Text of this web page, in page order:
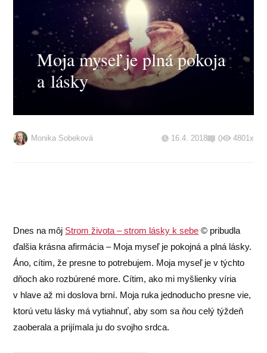
Moja myseľ je plná pokoja
a lásky
Monika Sobeková 16.4. 2018 0 4801x
Dnes na môj Strom života – strom lásky k sebe © pribudla
ďalšia krásna afirmácia – Moja myseľ je pokojná a plná lásky.
Áno, cítim, že presne to potrebujem. Moja myseľ je v týchto
dňoch ako rozbúrené more. Cítim, ako mi myšlienky víria
v hlave až mi doslova brní. Moja ruka jednoducho presne vie,
ktorú vetu lásky má vytiahnuť, aby som sa ňou celý týždeň
zaoberala a prijímala ju do svojho srdca.